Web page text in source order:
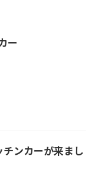
ー
ンカーが来まし